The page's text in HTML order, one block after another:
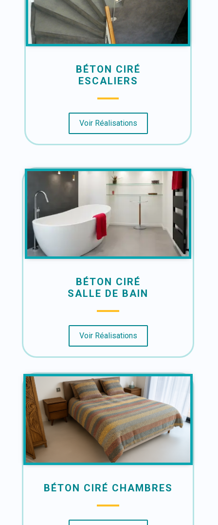
BÉTON CIRÉ
ESCALIERS
Voir Réalisations
BÉTON CIRÉ
SALLE DE BAIN
Voir Réalisations
BÉTON CIRÉ CHAMBRES